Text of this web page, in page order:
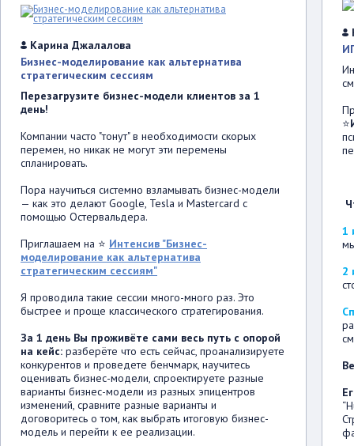
Карина Джалалова
Бизнес-моделирование как альтернатива
стратегическим сессиям
Перезагрузите бизнес-модели клиентов за 1
день!
Компании часто "тонут" в необходимости скорых
перемен, но никак не могут эти перемены
спланировать.
Пора научиться системно взламывать бизнес-модели
— как это делают Google, Tesla и Mastercard с
помощью Остервальдера.
Приглашаем на ⭐ Интенсив "Бизнес-
моделирование как альтернатива
стратегическим сессиям"
Я проводила такие сессии много-много раз. Это
быстрее и проще классического стратегирования.
За 1 день Вы проживёте сами весь путь с опорой
на кейс: разберёте что есть сейчас, проанализируете
конкурентов и проведете бенчмарк, научитесь
оценивать бизнес-модели, спроектируете разные
варианты бизнес-модели из разных эпицентров
изменений, сравните разные варианты и
договоритесь о том, как выбрать итоговую бизнес-
модель и перейти к ее реализации.
⭐
1
2